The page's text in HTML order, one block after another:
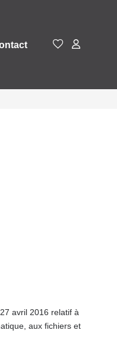
avril 2016 relatif à
aux fichiers et